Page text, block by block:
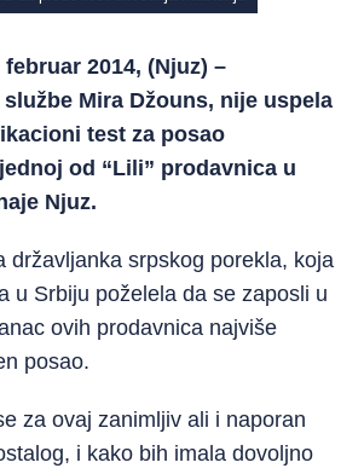
februar 2014, (Njuz) –
Mira Džouns, nije uspela
test za posao
od “Lili” prodavnica u
Njuz.
državljanka srpskog porekla, koja
u Srbiju poželela da se zaposli u
ovih prodavnica najviše
posao.
za ovaj zanimljiv ali i naporan
i kako bih imala dovoljno